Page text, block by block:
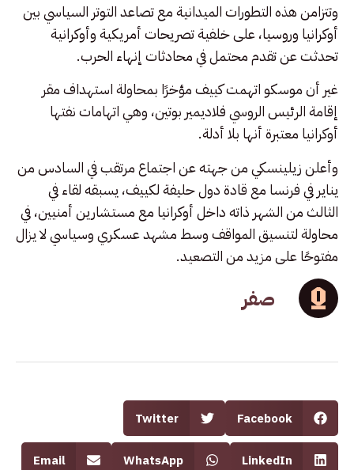
وتتزامن هذه التطورات الميدانية مع تصاعد التوتر السياسي بين
أوكرانيا وروسيا، على خلفية تصريحات أمريكية وأوكرانية
تحدثت عن تقدم محتمل في محادثات إنهاء الحرب.
غير أن موسكو اتهمت كييف مؤخرًا بمحاولة استهداف مقر
إقامة الرئيس الروسي فلاديمير بوتين، وهي اتهامات نفتها
أوكرانيا معتبرة أنها بلا أدلة.
وأعلن زيلينسكي من جهته عن اجتماع مرتقب في السادس من
يناير في فرنسا مع قادة دول حليفة لكييف، يسبقه لقاء في
الثالث من الشهر ذاته داخل أوكرانيا مع مستشارين أمنيين، في
محاولة لتنسيق المواقف وسط مشهد عسكري وسياسي لا يزال
مفتوحًا على مزيد من التصعيد.
صفر
Facebook
Twitter
LinkedIn
WhatsApp
Email